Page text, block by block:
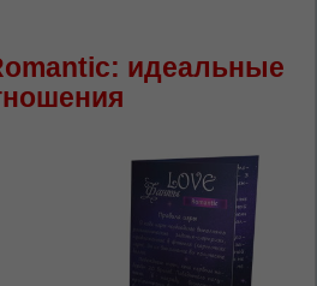
идеальные